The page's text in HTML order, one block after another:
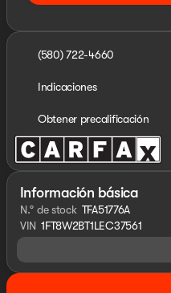
(580) 722-4660
Indicaciones
Obtener precalificación
Información básica
N.° de stock TFA51776A
VIN 1FT8W2BT1LEC37561